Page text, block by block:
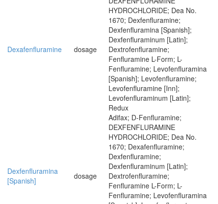
Dexafenfluramine dosage
HYDROCHLORIDE; Dea No.
1670; Dexfenfluramine;
Dexfenfluramina [Spanish];
Dexfenfluraminum [Latin];
Dextrofenfluramine;
Fenfluramine L-Form; L-
Fenfluramine; Levofenfluramina
[Spanish]; Levofenfluramine;
Levofenfluramine [Inn];
Levofenfluraminum [Latin];
Redux
Dexfenfluramina
[Spanish]
dosage
Adifax; D-Fenfluramine;
DEXFENFLURAMINE
HYDROCHLORIDE; Dea No.
1670; Dexafenfluramine;
Dexfenfluramine;
Dexfenfluraminum [Latin];
Dextrofenfluramine;
Fenfluramine L-Form; L-
Fenfluramine; Levofenfluramina